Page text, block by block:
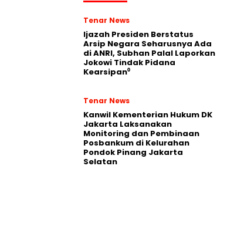
Tenar News
Ijazah Presiden Berstatus
Arsip Negara Seharusnya Ada
di ANRI, Subhan Palal Laporkan
Jokowi Tindak Pidana
Kearsipan⁰
Tenar News
Kanwil Kementerian Hukum DK
Jakarta Laksanakan
Monitoring dan Pembinaan
Posbankum di Kelurahan
Pondok Pinang Jakarta
Selatan